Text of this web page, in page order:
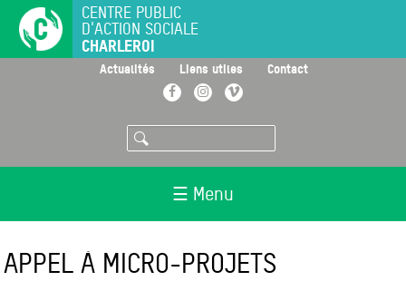
principal
CENTRE PUBLIC
D'ACTION SOCIALE
CHARLEROI
Actualités Liens utiles Contact
FacebookInstagramVimeo
Rechercher
☰ Menu
APPEL À MICRO-PROJETS